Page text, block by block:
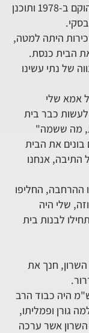
בית הכנסת של הישוב הוקם ב-1978 ותוכנן
היתה למטה,
הבית כנסת.
של נתי עשינו
אמא שלי
לעשות כבר בית
מה ששמה"
את הבית
התיבה, אנחנו
ההרחבה, החליפו
שלי היה
לבנות בית
חנך את
היה כבוד הרב
גורן ופמליתו,
אשר ערכה